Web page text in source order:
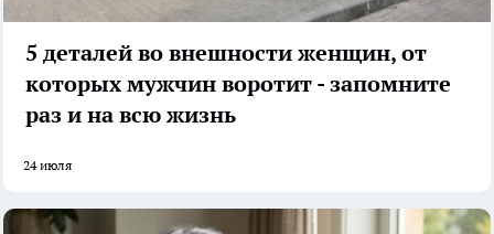
5 деталей во внешности женщин, от
которых мужчин воротит - запомните
раз и на всю жизнь
24 июля